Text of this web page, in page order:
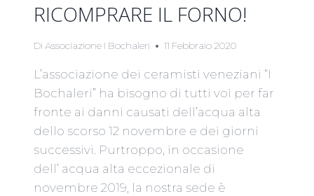
RICOMPRARE IL FORNO!
Di Associazione I Bochaleri 11 Febbraio 2020
L’associazione dei ceramisti veneziani “I
Bochaleri” ha bisogno di tutti voi per far
fronte ai danni causati dell’acqua alta
dello scorso 12 novembre e dei giorni
successivi. Purtroppo, in occasione
dell’ acqua alta eccezionale di
novembre 2019, la nostra sede è